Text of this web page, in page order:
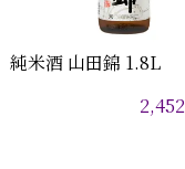
純米酒 山田錦 1.8L
2,452